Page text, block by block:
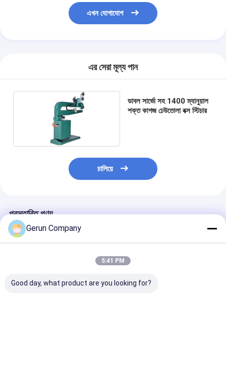
এখন যোগাযোগ
এর সেরা মূল্য পান
ডাবল সার্ভো সহ 1400 ম্যানুয়াল
শক্ত কাগজ ঢেউতোলা বক্স স্টিচার
চালিয়ে
প্রস্তাবিত পণ্য
Gerun Company
5:41 PM
Good day, what product are you looking for?